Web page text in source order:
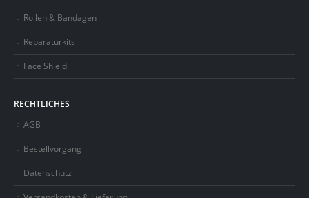
Rollen & Bandagen
Reparaturkits
Face Shield
RECHTLICHES
AGB
Bestellvorgang
Datenschutz